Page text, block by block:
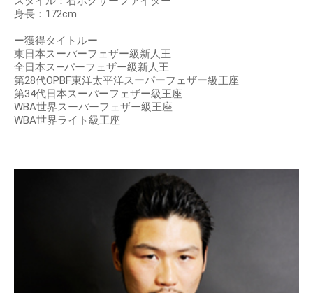
身長：172cm
ー獲得タイトルー
東日本スーパーフェザー級新人王
全日本ス―パーフェザー級新人王
第28代OPBF東洋太平洋スーパーフェザー級王座
第34代日本スーパーフェザー級王座
WBA世界スーパーフェザー級王座
WBA世界ライト級王座